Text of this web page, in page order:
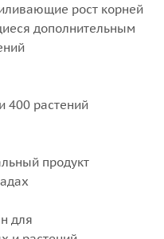
рост корней
дополнительным
400 растений
продукт
для